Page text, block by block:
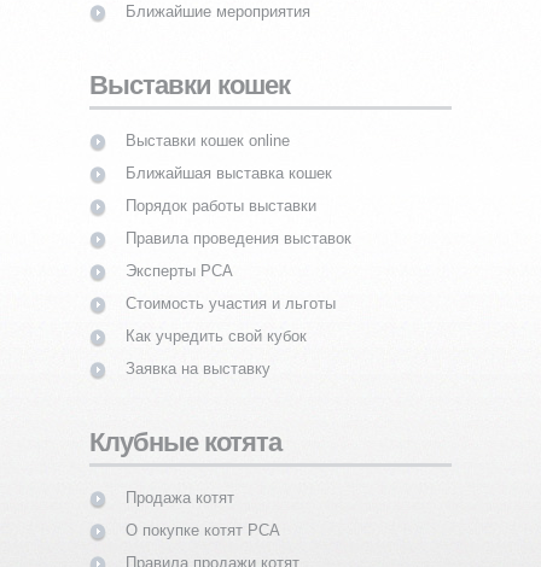
Ближайшие мероприятия
Выставки кошек
Выставки кошек online
Ближайшая выставка кошек
Порядок работы выставки
Правила проведения выставок
Эксперты PCA
Стоимость участия и льготы
Как учредить свой кубок
Заявка на выставку
Клубные котята
Продажа котят
О покупке котят PCA
Правила продажи котят